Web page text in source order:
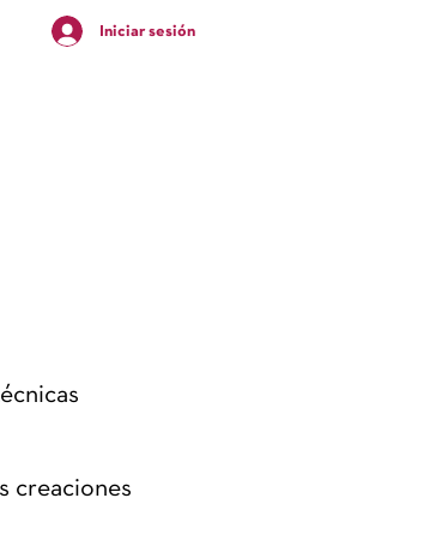
Iniciar sesión
creaciones